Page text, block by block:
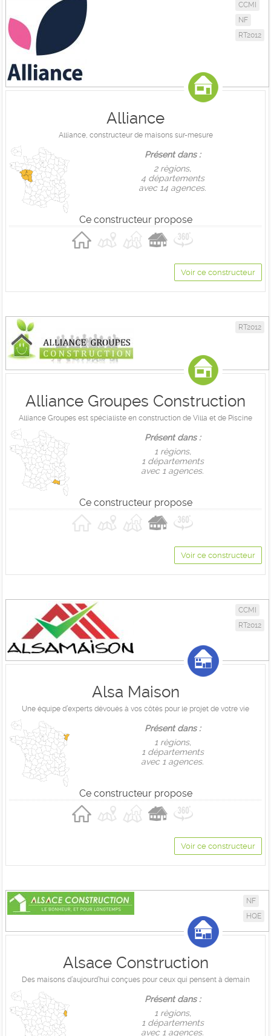
CCMI
NF
RT2012
Alliance
Alliance, constructeur de maisons sur-mesure
Présent dans :
2 règions,
4 départements
avec 14 agences.
Ce constructeur propose
Voir ce constructeur
RT2012
Alliance Groupes Construction
Alliance Groupes est spécialiste en construction de Villa et de Piscine
Présent dans :
1 règions,
1 départements
avec 1 agences.
Ce constructeur propose
Voir ce constructeur
CCMI
RT2012
Alsa Maison
Une équipe d’experts dévoués à vos côtés pour le projet de votre vie
Présent dans :
1 règions,
1 départements
avec 1 agences.
Ce constructeur propose
Voir ce constructeur
NF
HQE
Alsace Construction
Des maisons d’aujourd’hui conçues pour ceux qui pensent à demain
Présent dans :
1 règions,
1 départements
avec 1 agences.